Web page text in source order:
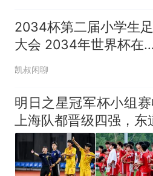
来源：参考
那个在床头
老师一句“
笔试第一
么？
2034杯第二届小学生
大会 2034年世界杯在沙
特举办 董路 凯叔闲聊
凯叔闲聊
明日之星冠军杯小组赛
上海队都晋级四强，东